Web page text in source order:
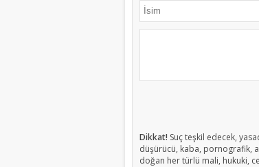
Dikkat! Suç teşkil edecek,
düşürücü, kaba, pornografik,
doğan her türlü mali, hukuki,